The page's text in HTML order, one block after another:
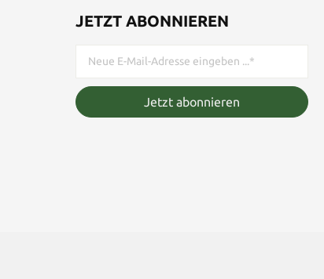
JETZT ABONNIEREN
Jetzt abonnieren